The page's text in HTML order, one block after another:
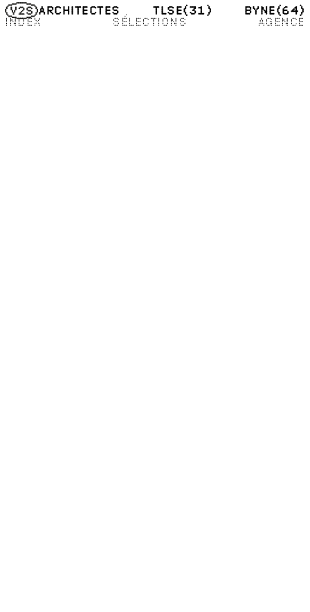
ARCHITECTES TLSE(31) BYNE(64)
INDEX
SÉLECTIONS AGENCE